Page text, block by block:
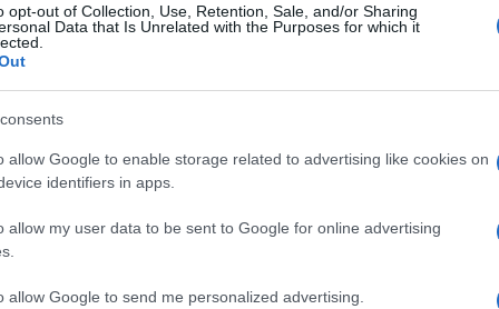
opt-out of Collection, Use, Retention, Sale, and/or Sharing
Data that Is Unrelated with the Purposes for which it
allow Google to enable storage related to advertising like cookies on
identifiers in apps.
allow my user data to be sent to Google for online advertising
allow Google to send me personalized advertising.
όχημα της Honda για την Ευρώπη, αναδείχθηκε
2021" (Γερμανικό Αυτοκίνητο της Χρονιάς 2021), το...
Προς κινητικότητα μηδενικών
-μια μοναδική διαδικτυακή εκδήλωση αφιερωμένη